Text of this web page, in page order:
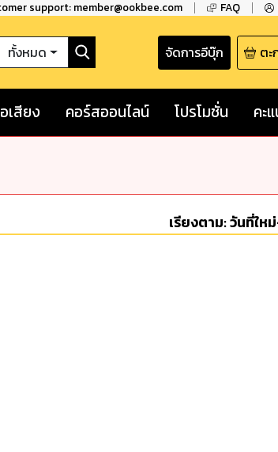
support: member@ookbee.com FAQ
ทั้งหมด จัดการอีบุ๊ก ตะ
เสียง คอร์สออนไลน์ โปรโมชั่น คะ
เรียงตาม:วันที่ให